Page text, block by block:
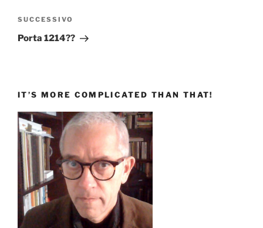
Articolo
successivo
SUCCESSIVO
Porta 1214??
IT’S MORE COMPLICATED THAN THAT!